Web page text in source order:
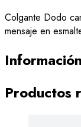
Colgante Dodo
mensaje en
Productos